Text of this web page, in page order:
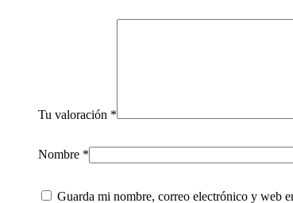
Tu valoración *
Nombre *
Guarda mi nombre, correo electrónico y web